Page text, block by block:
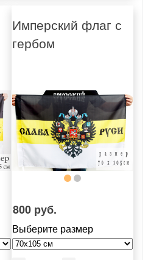
Имперский флаг с
гербом
800 руб.
Выберите размер